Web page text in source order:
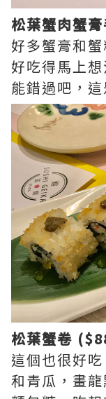
松葉蟹肉蟹
好多蟹膏和
好吃得馬上
能錯過吧，
松葉蟹卷
這個也很好
和青瓜，畫